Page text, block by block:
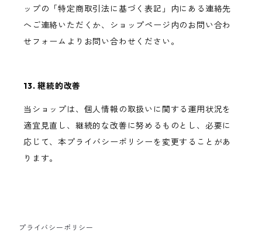
ップの「特定商取引法に基づく表記」内にある連絡先
へご連絡いただくか、ショップページ内のお問い合わ
せフォームよりお問い合わせください。
13. 継続的改善
当ショップは、個人情報の取扱いに関する運用状況を
適宜見直し、継続的な改善に努めるものとし、必要に
応じて、本プライバシーポリシーを変更することがあ
ります。
プライバシーポリシー